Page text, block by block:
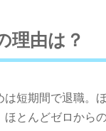
理由は？
は短期間で退職。
とんどゼロから